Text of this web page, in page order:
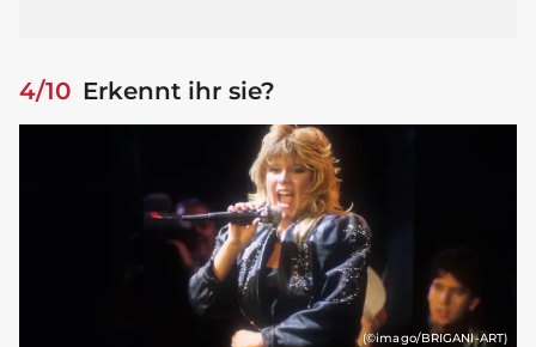
4/10 Erkennt ihr sie?
(©imago/BRIGANI-ART)